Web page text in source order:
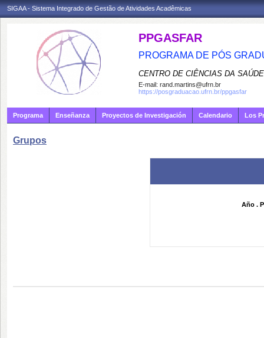
SIGAA - Sistema Integrado de Gestão de Atividades Acadêmicas
PPGASFAR
PROGRAMA DE PÓS
CENTRO DE CIÊNCIAS DA SAÚDE
E-mail: rand.martins@ufrn.br
https://posgraduacao.ufrn.br/ppgasfar
Programa Enseñanza Proyectos de Investigación Calendario Los
Grupos
Año .